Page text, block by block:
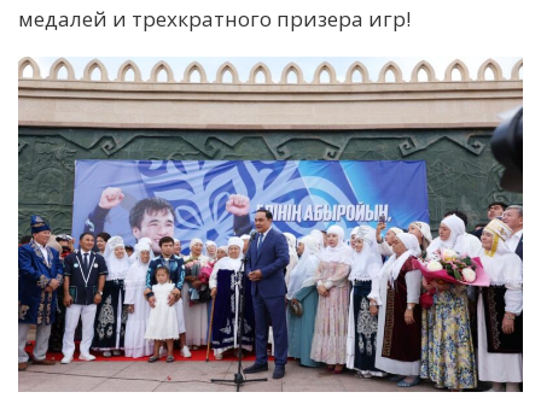
медалей и трехкратного призера игр!